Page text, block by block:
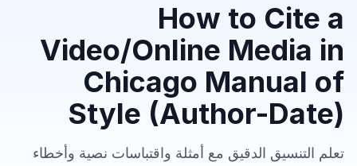
How to Cite a
Video/Online Media in
Chicago Manual of
Style (Author-Date)
تعلم التنسيق الدقيق مع أمثلة واقتباسات نصية وأخطاء